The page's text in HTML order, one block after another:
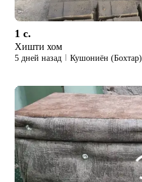
1 c.
Хишти хом
5 дней назад Кушониён (Бохтар)